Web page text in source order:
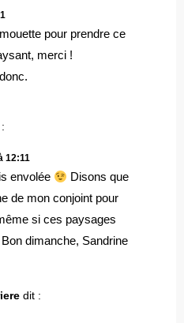
pour prendre ce
merci !
12:11
envolée
Disons que
de mon conjoint pour
si ces paysages
Bon dimanche, Sandrine
dit :